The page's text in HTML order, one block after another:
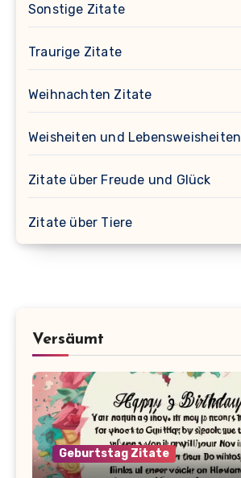
Sonstige Zitate
Traurige Zitate
Weihnachten Zitate
Weisheiten und Lebensweisheiten
Zitate über Freude und Glück
Zitate über Tiere
Versäumt
Geburtstag Zitate